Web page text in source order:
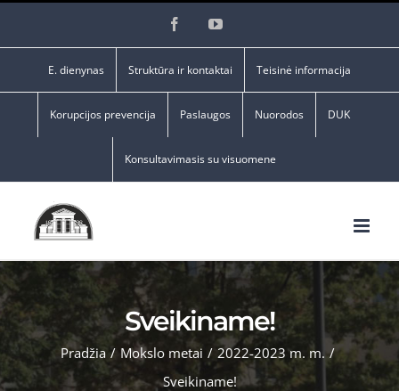
FacebookYouTube
E. dienynas Struktūra ir kontaktai Teisinė informacija
Korupcijos prevencija Paslaugos Nuorodos DUK
Konsultavimasis su visuomene
Sveikiname!
Pradžia / Mokslo metai / 2022-2023 m. m. /
Sveikiname!